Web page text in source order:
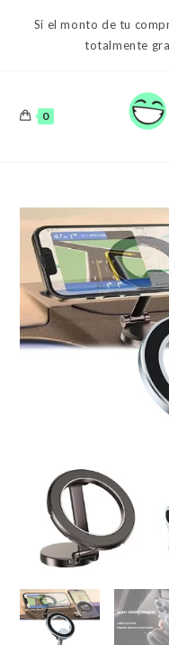
Si el monto de tu
totalmente
0